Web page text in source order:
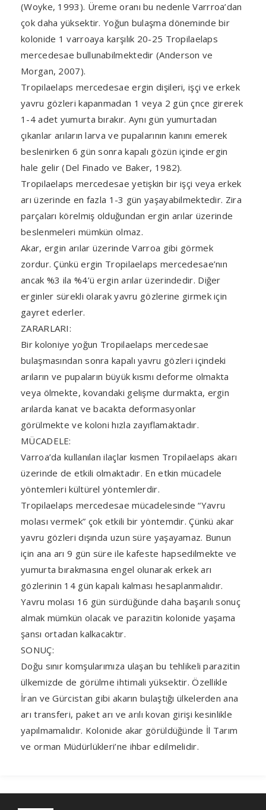
(Woyke, 1993). Üreme oranı bu nedenle Varrroa’dan
çok daha yüksektir. Yoğun bulaşma döneminde bir
kolonide 1 varroaya karşılık 20-25 Tropilaelaps
mercedesae bullunabilmektedir (Anderson ve
Morgan, 2007).
Tropilaelaps mercedesae ergin dişileri, işçi ve erkek
yavru gözleri kapanmadan 1 veya 2 gün çnce girerek
1-4 adet yumurta bırakır. Aynı gün yumurtadan
çıkanlar arıların larva ve pupalarının kanını emerek
beslenirken 6 gün sonra kapalı gözün içinde ergin
hale gelir (Del Finado ve Baker, 1982).
Tropilaelaps mercedesae yetişkin bir işçi veya erkek
arı üzerinde en fazla 1-3 gün yaşayabilmektedir. Zira
parçaları körelmiş olduğundan ergin arılar üzerinde
beslenmeleri mümkün olmaz.
Akar, ergin arılar üzerinde Varroa gibi görmek
zordur. Çünkü ergin Tropilaelaps mercedesae’nın
ancak %3 ila %4’ü ergin arılar üzerindedir. Diğer
erginler sürekli olarak yavru gözlerine girmek için
gayret ederler.
ZARARLARI:
Bir koloniye yoğun Tropilaelaps mercedesae
bulaşmasından sonra kapalı yavru gözleri içindeki
arıların ve pupaların büyük kısmı deforme olmakta
veya ölmekte, kovandaki gelişme durmakta, ergin
arılarda kanat ve bacakta deformasyonlar
görülmekte ve koloni hızla zayıflamaktadır.
MÜCADELE:
Varroa’da kullanılan ilaçlar kısmen Tropilaelaps akarı
üzerinde de etkili olmaktadır. En etkin mücadele
yöntemleri kültürel yöntemlerdir.
Tropilaelaps mercedesae mücadelesinde “Yavru
molası vermek” çok etkili bir yöntemdir. Çünkü akar
yavru gözleri dışında uzun süre yaşayamaz. Bunun
için ana arı 9 gün süre ile kafeste hapsedilmekte ve
yumurta bırakmasına engel olunarak erkek arı
gözlerinin 14 gün kapalı kalması hesaplanmalıdır.
Yavru molası 16 gün sürdüğünde daha başarılı sonuç
almak mümkün olacak ve parazitin kolonide yaşama
şansı ortadan kalkacaktır.
SONUÇ:
Doğu sınır komşularımıza ulaşan bu tehlikeli parazitin
ülkemizde de görülme ihtimali yüksektir. Özellikle
İran ve Gürcistan gibi akarın bulaştığı ülkelerden ana
arı transferi, paket arı ve arılı kovan girişi kesinlikle
yapılmamalıdır. Kolonide akar görüldüğünde İl Tarım
ve orman Müdürlükleri’ne ihbar edilmelidir.